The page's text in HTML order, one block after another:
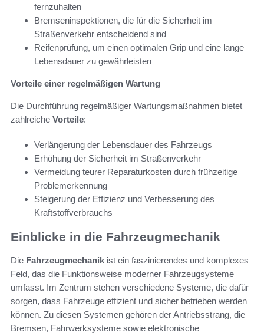
fernzuhalten
Bremseninspektionen, die für die Sicherheit im
Straßenverkehr entscheidend sind
Reifenprüfung, um einen optimalen Grip und eine lange
Lebensdauer zu gewährleisten
Vorteile einer regelmäßigen Wartung
Die Durchführung regelmäßiger Wartungsmaßnahmen bietet
zahlreiche Vorteile:
Verlängerung der Lebensdauer des Fahrzeugs
Erhöhung der Sicherheit im Straßenverkehr
Vermeidung teurer Reparaturkosten durch frühzeitige
Problemerkennung
Steigerung der Effizienz und Verbesserung des
Kraftstoffverbrauchs
Einblicke in die Fahrzeugmechanik
Die Fahrzeugmechanik ist ein faszinierendes und komplexes
Feld, das die Funktionsweise moderner Fahrzeugsysteme
umfasst. Im Zentrum stehen verschiedene Systeme, die dafür
sorgen, dass Fahrzeuge effizient und sicher betrieben werden
können. Zu diesen Systemen gehören der Antriebsstrang, die
Bremsen, Fahrwerksysteme sowie elektronische